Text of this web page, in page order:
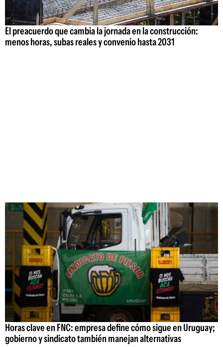
El preacuerdo que cambia la jornada en la construcción:
menos horas, subas reales y convenio hasta 2031
Horas clave en FNC: empresa define cómo sigue en Uruguay;
gobierno y sindicato también manejan alternativas